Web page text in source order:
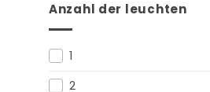
Anzahl der leuchten
1
2